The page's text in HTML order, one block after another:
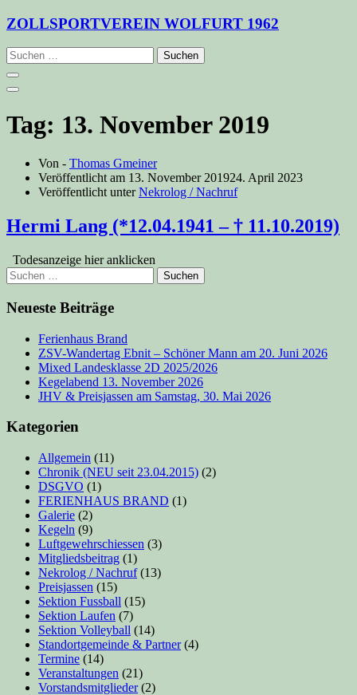
Zum
springen
ZOLLSPORTVEREIN WOLFURT 1962
Suchen
nach:
Tag: 13. November 2019
Von - Thomas Gmeiner
Veröffentlicht am 13. November 201924. April 2023
Veröffentlicht unterNekrolog / Nachruf
Hermi Lang (*12.04.1941 – † 11.10.2019)
Todesanzeige hier anklicken
Suchen
nach:
Neueste Beiträge
Ferienhaus Brand
ZSV-Wandertag Ebnit – Schöner Mann am 20. Juni 2026
Mixed Landesklasse 2D 2025/2026
Kegelabend 13. November 2026
JHV & Preisjassen am Samstag, 30. Mai 2026
Kategorien
Allgemein (11)
Chronik (NEU seit 23.04.2015) (2)
DSGVO (1)
FERIENHAUS BRAND (1)
Galerie (2)
Kegeln (9)
Luftgewehrschiessen (3)
Mitgliedsbeitrag (1)
Nekrolog / Nachruf(13)
Preisjassen (15)
Sektion Fussball (15)
Sektion Laufen (7)
Sektion Volleyball (14)
Standortgemeinde & Partner(4)
Termine (14)
Veranstaltungen (21)
Vorstandsmitglieder(2)